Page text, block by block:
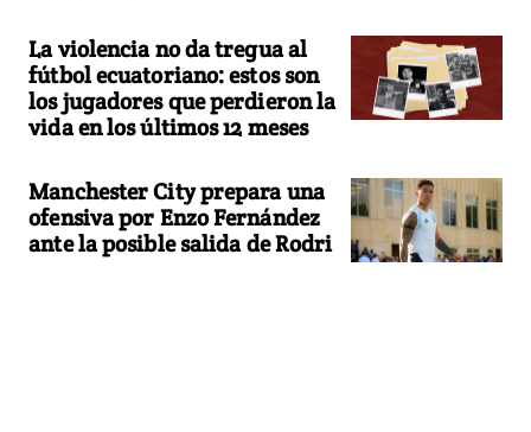
La violencia no da tregua al
fútbol ecuatoriano: estos son
los jugadores que perdieron la
vida en los últimos 12 meses
Manchester City prepara una
ofensiva por Enzo Fernández
ante la posible salida de Rodri